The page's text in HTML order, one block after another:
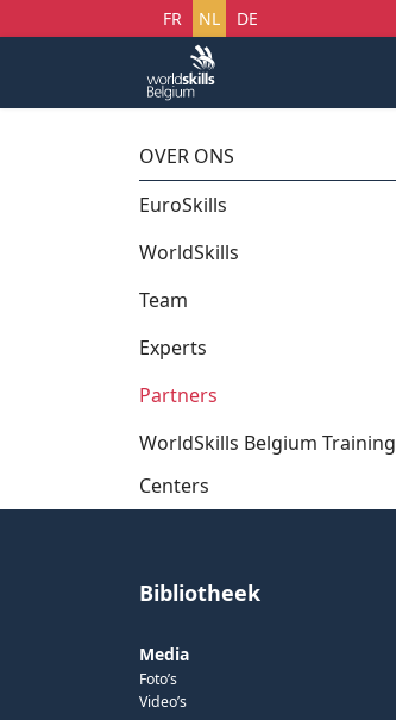
Selecteer uw taal
FR NL DE
OVER ONS
EuroSkills
WorldSkills
Team
Experts
Partners
WorldSkills Belgium Training
Centers
Bibliotheek
Media
Foto’s
Video’s